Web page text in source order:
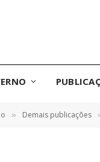
» Demais publicações